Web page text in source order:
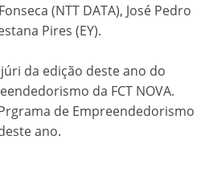
(NTT DATA), José Pedro
Pires (EY).
de Empreendedorismo
ano.